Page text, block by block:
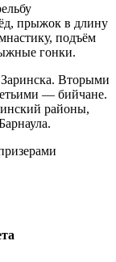
прыжок в длину
подъём
гонки.
Заринска. Вторыми
— бийчане.
районы,